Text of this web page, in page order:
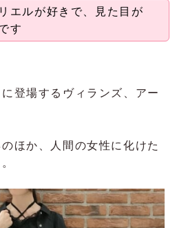
エルが好きで、見た目が
す
登場するヴィランズ、アー
ほか、人間の女性に化けた